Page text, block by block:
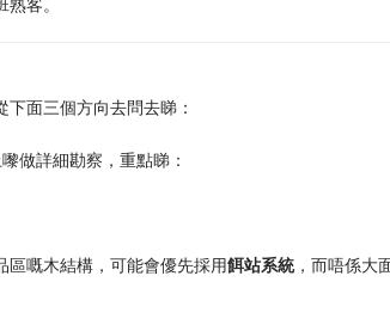
面三個方向去問去睇：
做詳細勘察，重點睇：
嘅木結構，可能會優先採用餌站系統，而唔係大